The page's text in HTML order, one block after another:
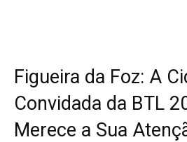
Figueira da Foz: A
Convidada da BTL
Merece a Sua